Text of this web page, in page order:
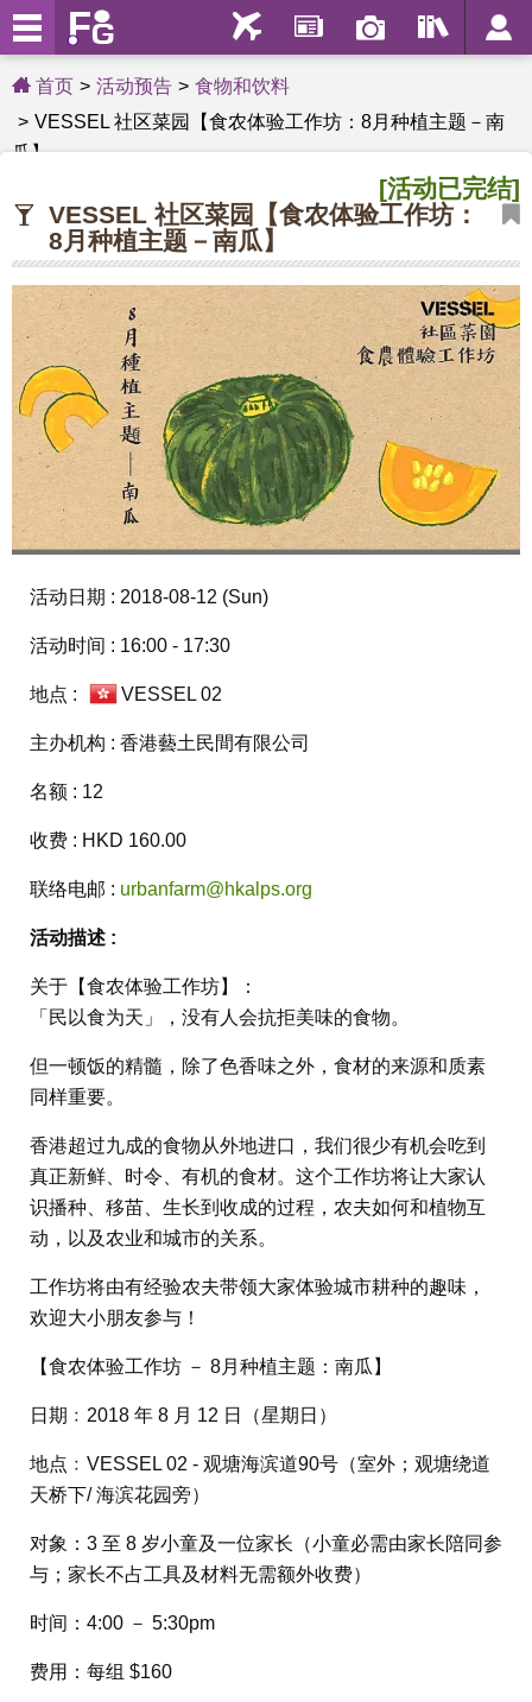
首页 活动预告
食物和饮料
VESSEL 社区菜园【食农体验工作坊：8月种植主题－南
瓜】
[活动已完结]
VESSEL 社区菜园【食农体验工作坊：
8月种植主题－南瓜】
活动日期 : 2018-08-12 (Sun)
活动时间 : 16:00 - 17:30
地点 : VESSEL 02
主办机构 : 香港藝土民間有限公司
名额 : 12
收费 : HKD 160.00
联络电邮 : urbanfarm@hkalps.org
活动描述 :
关于【食农体验工作坊】：
「民以食为天」，没有人会抗拒美味的食物。
但一顿饭的精髓，除了色香味之外，食材的来源和质素
同样重要。
香港超过九成的食物从外地进口，我们很少有机会吃到
真正新鲜、时令、有机的食材。这个工作坊将让大家认
识播种、移苗、生长到收成的过程，农夫如何和植物互
动，以及农业和城市的关系。
工作坊将由有经验农夫带领大家体验城市耕种的趣味，
欢迎大小朋友参与！
【食农体验工作坊 － 8月种植主题：南瓜】
日期﹕2018 年 8 月 12 日（星期日）
地点﹕VESSEL 02 - 观塘海滨道90号（室外；观塘绕道
天桥下/ 海滨花园旁）
对象：3 至 8 岁小童及一位家长（小童必需由家长陪同参
与；家长不占工具及材料无需额外收费）
时间：4:00 － 5:30pm
费用：每组 $160